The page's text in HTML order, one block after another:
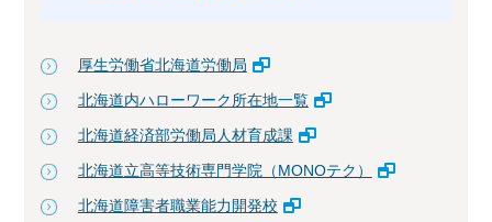
厚生労働省北海道労働局
北海道内ハローワーク所在地一覧
北海道経済部労働局人材育成課
北海道立高等技術専門学院（MONOテク）
北海道障害者職業能力開発校